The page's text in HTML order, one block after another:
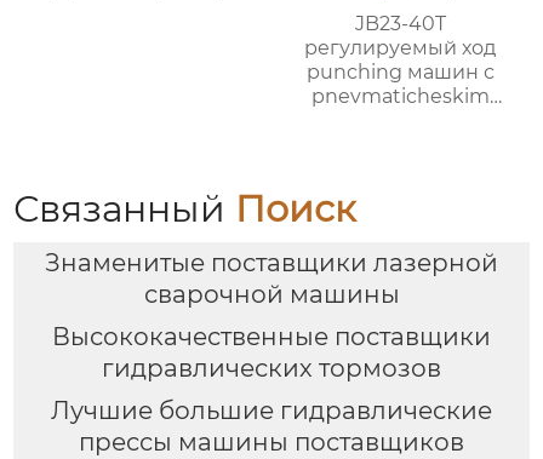
JB23-40T
регулируемый ход
punching машин с
pnevmaticheskim
Связанный Поиск
Знаменитые поставщики лазерной
сварочной машины
Высококачественные поставщики
гидравлических тормозов
Лучшие большие гидравлические
прессы машины поставщиков